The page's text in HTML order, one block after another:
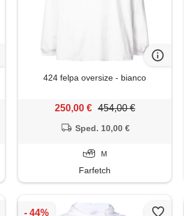
424 felpa oversize - bianco
250,00 € 454,00 €
Sped. 10,00 €
M
Farfetch